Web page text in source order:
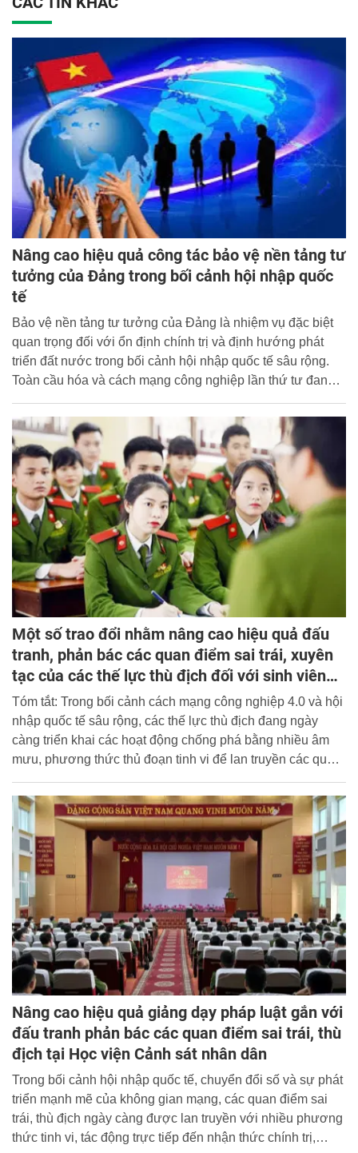
Nâng cao hiệu quả công tác bảo vệ nền tảng tư
tưởng của Đảng trong bối cảnh hội nhập quốc
tế
Bảo vệ nền tảng tư tưởng của Đảng là nhiệm vụ đặc biệt
quan trọng đối với ổn định chính trị và định hướng phát
triển đất nước trong bối cảnh hội nhập quốc tế sâu rộng.
Toàn cầu hóa và cách mạng công nghiệp lần thứ tư đang
đồng thời đặt ra nhiều thách thức cho công tác tư tưởng
của Đảng. Bài viết phân tích cơ sở lý luận, đánh giá thực
trạng và đề xuất giải pháp nâng cao hiệu quả công tác này,
qua đó góp phần củng cố cơ sở khoa học nhằm giữ vững
định hướng xã hội chủ nghĩa trong quá trình phát triển đất
nước.
Một số trao đổi nhằm nâng cao hiệu quả đấu
tranh, phản bác các quan điểm sai trái, xuyên
tạc của các thế lực thù địch đối với sinh viên
các trường Công an nhân dân
Tóm tắt: Trong bối cảnh cách mạng công nghiệp 4.0 và hội
nhập quốc tế sâu rộng, các thế lực thù địch đang ngày
càng triển khai các hoạt động chống phá bằng nhiều âm
mưu, phương thức thủ đoạn tinh vi để lan truyền các quan
loạn tư tưởng, đặc biệt đối với thế hệ trẻ trong đó có sinh
viên các trường Công an nhân dân. Bài viết tập trung làm
rõ cơ sở lý luận, bản chất và thủ đoạn của các quan điểm
sai trái, xuyên tạc của các thế lực thù địch; phân tích tác
động tiêu cực đối với bản lĩnh chính trị, đạo đức, lối sống
của sinh viên; đồng thời đánh giá thực trạng công tác đấu
tranh, phản bác trong thời gian qua và đề xuất các giải
pháp nâng cao hiệu quả trong tình hình mới. Từ khóa: Bảo
vệ nền tảng tư tưởng của Đảng; đấu tranh phản bác các
quan điểm sai trái, thù địch; sinh viên các trường Công an
nhân dân
Nâng cao hiệu quả giảng dạy pháp luật gắn với
đấu tranh phản bác các quan điểm sai trái, thù
địch tại Học viện Cảnh sát nhân dân
Trong bối cảnh hội nhập quốc tế, chuyển đổi số và sự phát
triển mạnh mẽ của không gian mạng, các quan điểm sai
trái, thù địch ngày càng được lan truyền với nhiều phương
thức tinh vi, tác động trực tiếp đến nhận thức chính trị,